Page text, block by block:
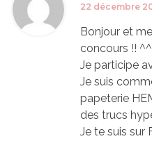
22 décembre
Bonjour et
concours !! ^^
Je participe
Je suis
papeterie
des trucs
Je te suis sur